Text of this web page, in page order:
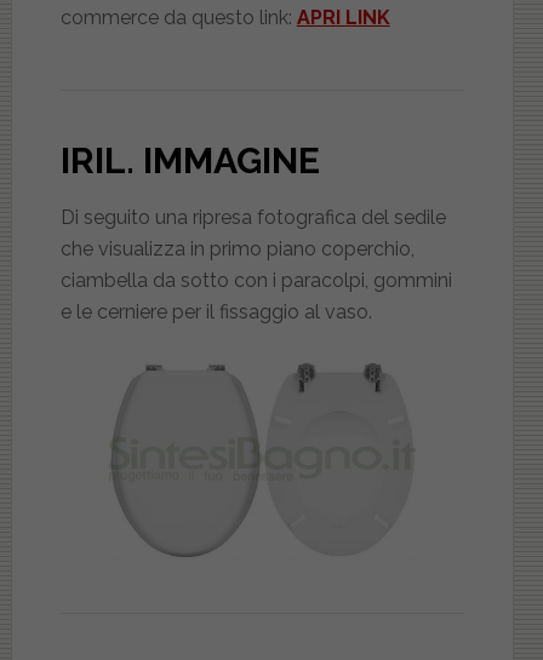
commerce da questo link: APRI LINK
IRIL. IMMAGINE
Di seguito una ripresa fotografica del sedile
che visualizza in primo piano coperchio,
ciambella da sotto con i paracolpi, gommini
e le cerniere per il fissaggio al vaso.